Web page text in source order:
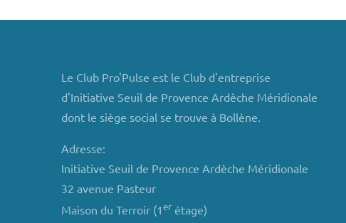
Le Club Pro'Pulse est le Club d'entreprise
d'Initiative Seuil de Provence Ardèche Méridionale
dont le siège social se trouve à Bollène.
Adresse:
Initiative Seuil de Provence Ardèche Méridionale
32 avenue Pasteur
Maison du Terroir (1erétage)